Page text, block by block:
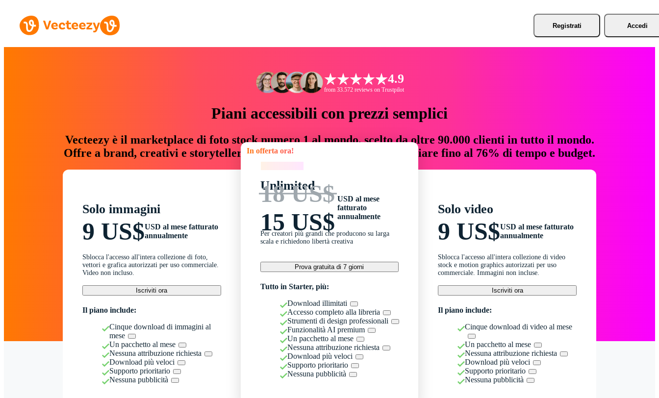
Registrati Accedi
4.9
from 33.572 reviews on Trustpilot
Piani accessibili con prezzi semplici
Vecteezy è il marketplace di foto stock numero 1 al mondo, scelto da oltre 90.000 clienti in tutto il mondo.
Offre a brand, creativi e storyteller risorse creative che fanno risparmiare fino al 76% di tempo e budget.
Solo immagini
9 US$USD al mese fatturato
annualmente
Sblocca l'accesso all'intera collezione di foto,
vettori e grafica autorizzati per uso commerciale.
Video non incluso.
Iscriviti ora
Il piano include:
Cinque download di immagini al
mese
Un pacchetto al mese
Nessuna attribuzione richiesta
Download più veloci
Supporto prioritario
Nessuna pubblicità
In offerta ora!
Unlimited
18 US$
15 US$
USD al mese
fatturato
annualmente
Per creatori più grandi che producono su larga
scala e richiedono libertà creativa
Prova gratuita di 7 giorni
Tutto in Starter, più:
Download illimitati
Accesso completo alla libreria
Strumenti di design professionali
Funzionalità AI premium
Un pacchetto al mese
Nessuna attribuzione richiesta
Download più veloci
Supporto prioritario
Nessuna pubblicità
Solo video
9 US$USD al mese fatturato
annualmente
Sblocca l'accesso all'intera collezione di video
stock e motion graphics autorizzati per uso
commerciale. Immagini non incluse.
Iscriviti ora
Il piano include:
Cinque download di video al mese
Un pacchetto al mese
Nessuna attribuzione richiesta
Download più veloci
Supporto prioritario
Nessuna pubblicità